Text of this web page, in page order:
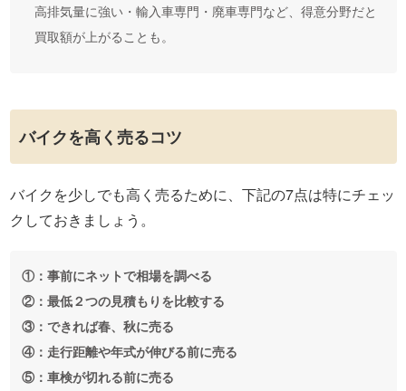
高排気量に強い・輸入車専門・廃車専門など、得意分野だと
買取額が上がることも。
バイクを高く売るコツ
バイクを少しでも高く売るために、下記の7点は特にチェッ
クしておきましょう。
①：事前にネットで相場を調べる
②：最低２つの見積もりを比較する
③：できれば春、秋に売る
④：走行距離や年式が伸びる前に売る
⑤：車検が切れる前に売る